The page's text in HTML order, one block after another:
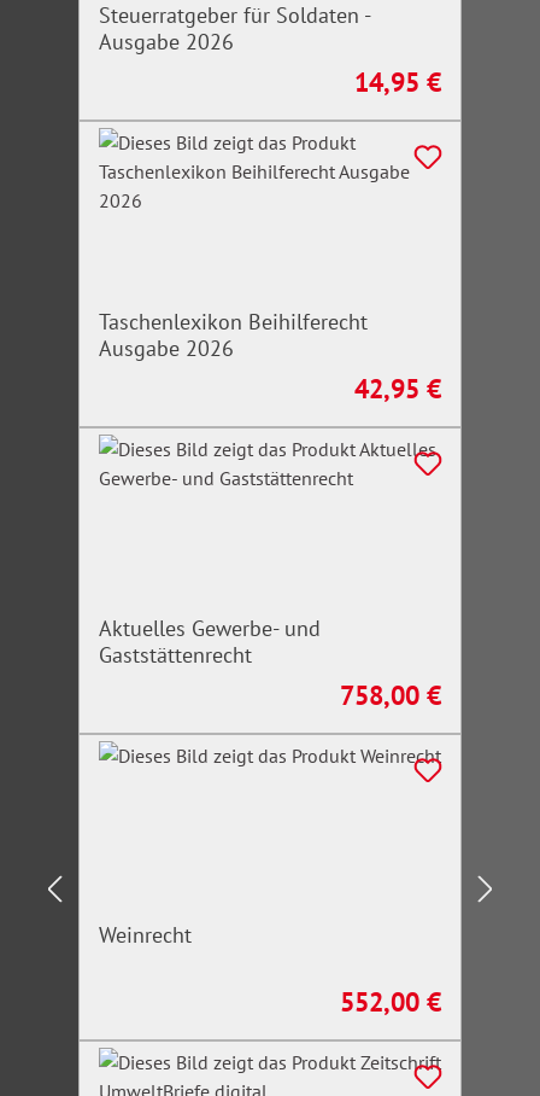
Steuerratgeber für Soldaten -
Ausgabe 2026
Regulärer Preis:
14,95 €
Taschenlexikon Beihilferecht
Ausgabe 2026
Regulärer Preis:
42,95 €
Aktuelles Gewerbe- und
Gaststättenrecht
Regulärer Preis:
758,00 €
Weinrecht
Regulärer Preis:
552,00 €